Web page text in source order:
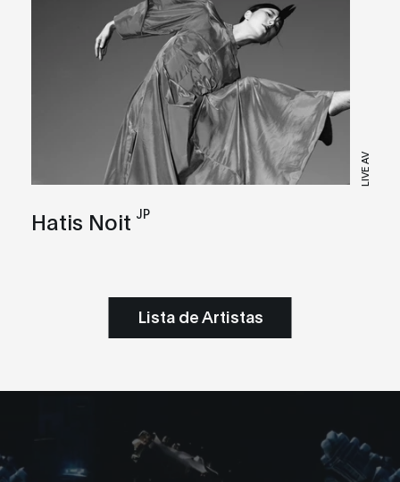
LIVE AV
Hatis Noit JP
Lista de Artistas